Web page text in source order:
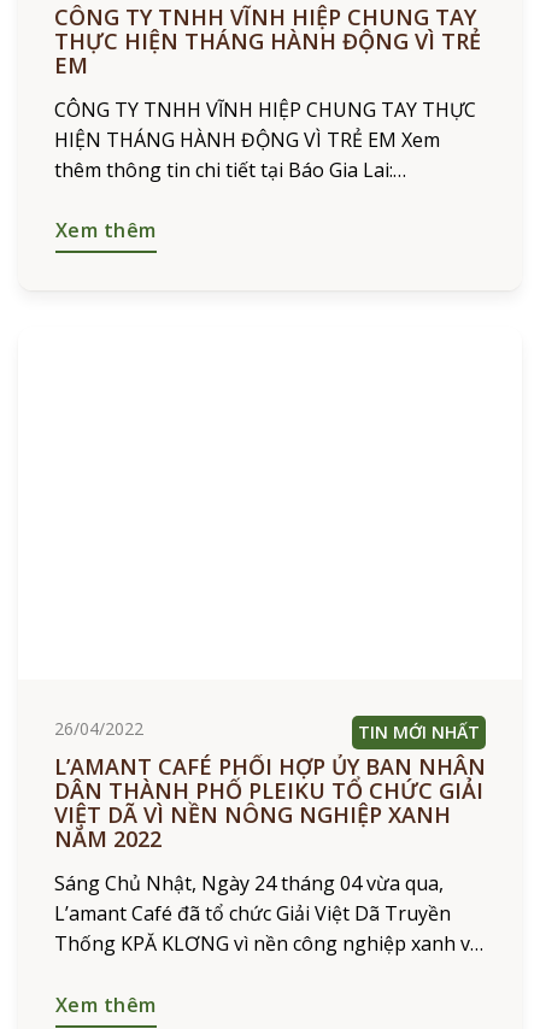
CÔNG TY TNHH VĨNH HIỆP CHUNG TAY
THỰC HIỆN THÁNG HÀNH ĐỘNG VÌ TRẺ
EM
CÔNG TY TNHH VĨNH HIỆP CHUNG TAY THỰC
HIỆN THÁNG HÀNH ĐỘNG VÌ TRẺ EM Xem
thêm thông tin chi tiết tại Báo Gia Lai:
thang…/
Xem thêm
26/04/2022 TIN MỚI NHẤT
L’AMANT CAFÉ PHỐI HỢP ỦY BAN NHÂN
DÂN THÀNH PHỐ PLEIKU TỔ CHỨC GIẢI
VIỆT DÃ VÌ NỀN NÔNG NGHIỆP XANH
NĂM 2022
Sáng Chủ Nhật, Ngày 24 tháng 04 vừa qua,
L’amant Café đã tổ chức Giải Việt Dã Truyền
Thống KPĂ KLƠNG vì nền công nghiệp xanh và
Xem thêm